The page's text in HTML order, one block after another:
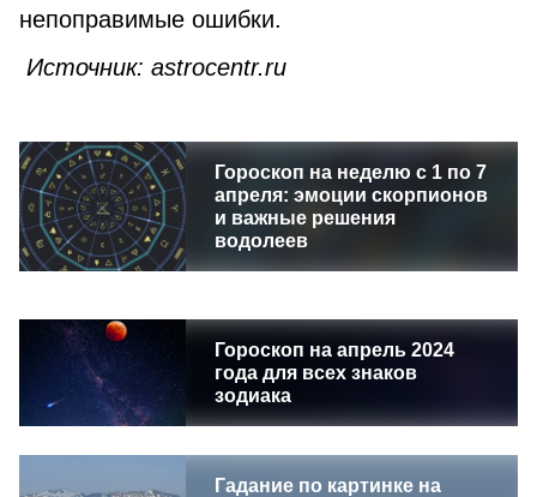
непоправимые ошибки.
Источник: astrocentr.ru
Гороскоп на неделю с 1 по 7
апреля: эмоции скорпионов
и важные решения
водолеев
Гороскоп на апрель 2024
года для всех знаков
зодиака
Гадание по картинке на